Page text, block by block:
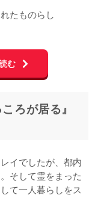
たものらし
む
ろが居る』
イでしたが、都内
そして霊をまった
て一人暮らしをス